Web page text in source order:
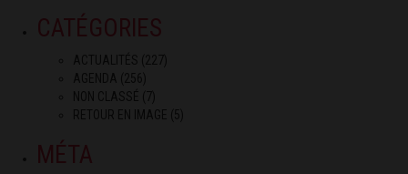
CATÉGORIES
ACTUALITÉS
(227)
AGENDA (256)
NON CLASSÉ (7)
RETOUR EN IMAGE (5)
MÉTA